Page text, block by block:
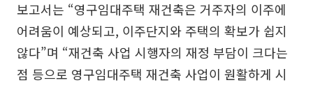
보고서는 “영구임대주택 재건축은 거주자의 이주에
어려움이 예상되고, 이주단지와 주택의 확보가 쉽지
않다”며 “재건축 사업 시행자의 재정 부담이 크다는
점 등으로 영구임대주택 재건축 사업이 원활하게 시